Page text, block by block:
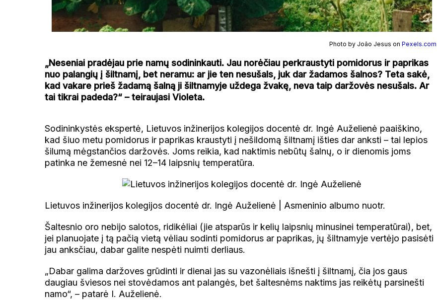
Photo by João Jesus on Pexels.com
„Neseniai pradėjau prie namų sodininkauti. Jau norėčiau perkraustyti pomidorus ir paprikas
nuo palangių į šiltnamį, bet neramu: ar jie ten nesušals, juk dar žadamos šalnos? Teta sakė,
kad vakare prieš žadamą šalną ji šiltnamyje uždega žvakę, neva taip daržovės nesušals. Ar
tai tikrai padeda?“ – teiraujasi Violeta.
Sodininkystės ekspertė, Lietuvos inžinerijos kolegijos docentė dr. Ingė Auželienė paaiškino,
kad šiuo metu pomidorus ir paprikas kraustyti į nešildomą šiltnamį išties dar anksti – tai lepios
šilumą mėgstančios daržovės. Joms reikia, kad naktimis nebūtų šalnų, o ir dienomis joms
patinka ne žemesnė nei 12–14 laipsnių temperatūra.
Lietuvos inžinerijos kolegijos docentė dr. Ingė Auželienė | Asmeninio albumo nuotr.
Šaltesnio oro nebijo salotos, ridikėliai (jie atsparūs ir kelių laipsnių minusinei temperatūrai), bet,
jei planuojate į tą pačią vietą vėliau sodinti pomidorus ar paprikas, jų šiltnamyje vertėjo pasisėti
jau anksčiau, dabar galite nespėti nuimti derliaus.
„Dabar galima daržoves grūdinti ir dienai jas su vazonėliais išnešti į šiltnamį, čia jos gaus
daugiau šviesos nei stovėdamos ant palangės, bet šaltesnėms naktims jas reikėtų parsinešti
namo“, – patarė I. Auželienė.